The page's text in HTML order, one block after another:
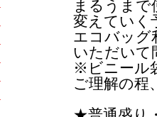
まるうまで
変えていく
エコバッグ
いただいて
※ビニール
ご理解の程